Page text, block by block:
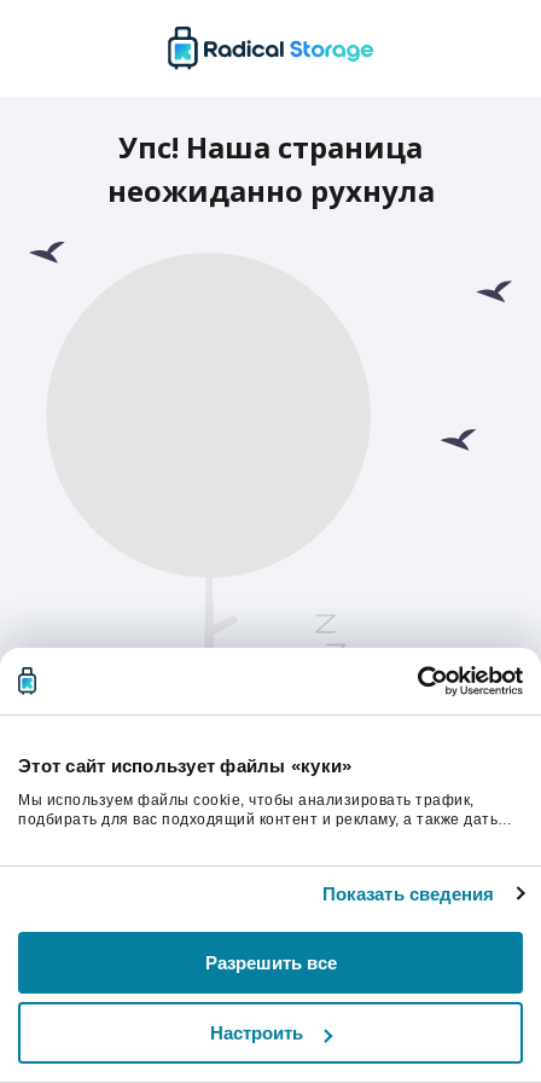
Этот сайт использует файлы «куки»
Мы используем файлы cookie, чтобы анализировать трафик,
подбирать для вас подходящий контент и рекламу, а также дать
и веб-аналитикой. Наши партнеры могут комбинировать эти
данными, которые они получили при использовании вами их
Показать сведения
Разрешить все
Настроить
Упс! Наша страница
неожиданно рухнула
Пожалуйста, обновите страницу, чтобы
продолжить.
Обновить